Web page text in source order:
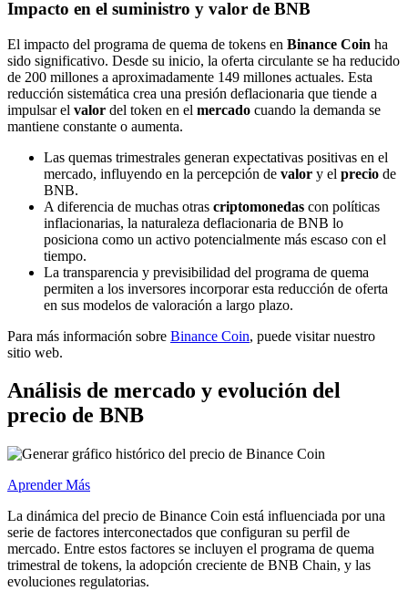
Impacto en el suministro y valor de BNB
El impacto del programa de quema de tokens en Binance Coin ha
sido significativo. Desde su inicio, la oferta circulante se ha reducido
de 200 millones a aproximadamente 149 millones actuales. Esta
reducción sistemática crea una presión deflacionaria que tiende a
impulsar el valor del token en el mercado cuando la demanda se
mantiene constante o aumenta.
Las quemas trimestrales generan expectativas positivas en el
mercado, influyendo en la percepción de valor y el precio de
BNB.
A diferencia de muchas otras criptomonedas con políticas
inflacionarias, la naturaleza deflacionaria de BNB lo
posiciona como un activo potencialmente más escaso con el
tiempo.
La transparencia y previsibilidad del programa de quema
permiten a los inversores incorporar esta reducción de oferta
en sus modelos de valoración a largo plazo.
Para más información sobre Binance Coin, puede visitar nuestro
sitio web.
Análisis de mercado y evolución del
precio de BNB
Aprender Más
La dinámica del precio de Binance Coin está influenciada por una
serie de factores interconectados que configuran su perfil de
mercado. Entre estos factores se incluyen el programa de quema
trimestral de tokens, la adopción creciente de BNB Chain, y las
evoluciones regulatorias.